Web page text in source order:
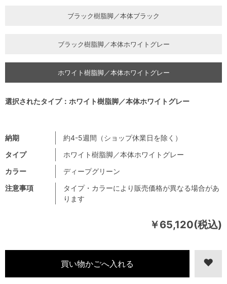
￥65,120(税込)
注意事項
タイプ・カラーにより販売価格が異なる場合があ
ります
納期
約4-5週間（ショップ休業日を除く）
タイプ
ホワイト樹脂脚／本体ホワイトグレー
カラー
ディープグリーン
ブラック樹脂脚／本体ブラック
ブラック樹脂脚／本体ホワイトグレー
ホワイト樹脂脚／本体ホワイトグレー
選択されたタイプ：ホワイト樹脂脚／本体ホワイトグレー